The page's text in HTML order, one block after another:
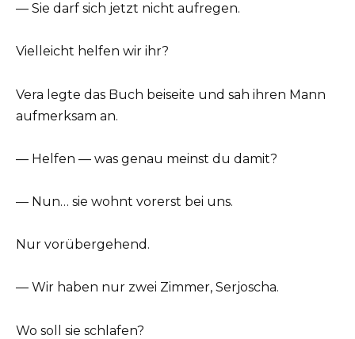
— Sie darf sich jetzt nicht aufregen.
Vielleicht helfen wir ihr?
Vera legte das Buch beiseite und sah ihren Mann
aufmerksam an.
— Helfen — was genau meinst du damit?
— Nun… sie wohnt vorerst bei uns.
Nur vorübergehend.
— Wir haben nur zwei Zimmer, Serjoscha.
Wo soll sie schlafen?